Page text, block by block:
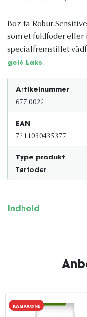
Bozita Robur
som et fuldfoder eller
specialfremstillet
gelé Laks.
Artikelnummer
677.0022
EAN
7311030435377
Type produkt
Tørfoder
Indhold
KAMPAGNE